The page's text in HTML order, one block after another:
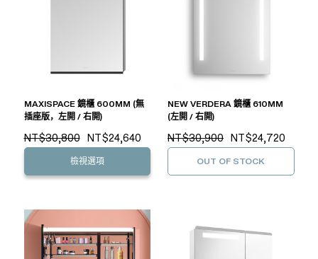
MAXISPACE 鏡櫃 600MM (無
插座版，左開 / 右開)
NT$30,800 NT$24,640
檢視選項
NEW VERDERA 鏡櫃 610MM
(左開 / 右開)
NT$30,900 NT$24,720
OUT OF STOCK